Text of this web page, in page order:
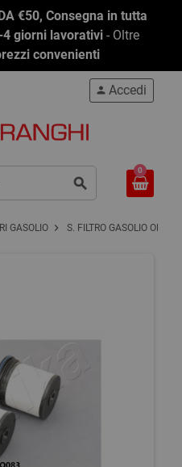
€50, Consegna in tutta
giorni lavorativi - Oltre
convenienti
search
person Accedi
0
GASOLIO chevron_right S. FILTRO GASOLIO OPEL